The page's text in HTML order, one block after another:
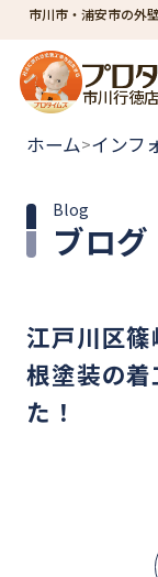
市川市・浦安市の外
市川行徳店
ホーム>インフ
ブログ
Blog
江戸川区
根塗装の
た！